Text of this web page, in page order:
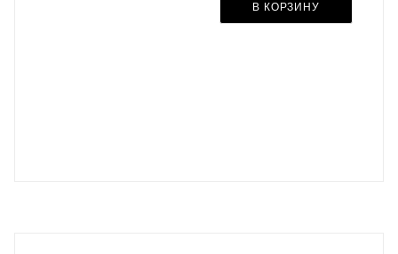
В КОРЗИНУ